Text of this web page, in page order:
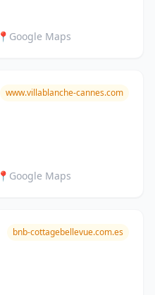
📍 Google Maps
www.villablanche-cannes.com
📍 Google Maps
bnb-cottagebellevue.com.es